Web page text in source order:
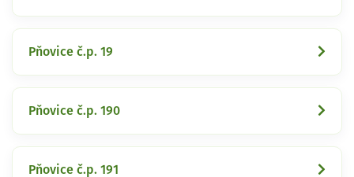
Pňovice č.p. 19
Pňovice č.p. 190
Pňovice č.p. 191